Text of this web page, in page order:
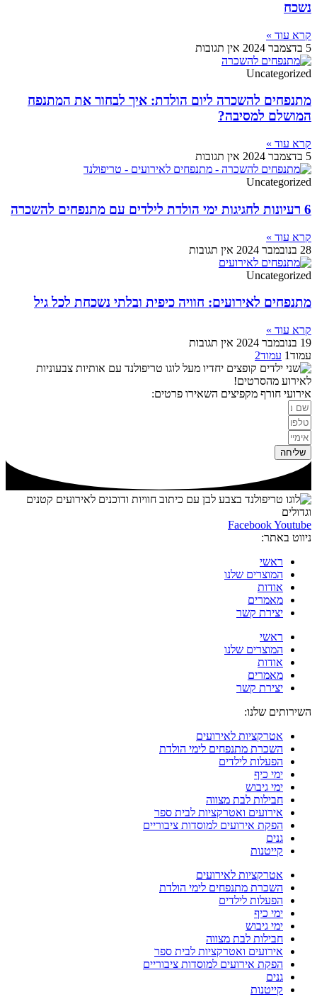
נשכח
קרא עוד »
5 בדצמבר 2024
אין תגובות
Uncategorized
מתנפחים להשכרה ליום הולדת: איך לבחור את המתנפח
המושלם למסיבה?
קרא עוד »
5 בדצמבר 2024
אין תגובות
Uncategorized
6 רעיונות לחגיגות ימי הולדת לילדים עם מתנפחים להשכרה
קרא עוד »
28 בנובמבר 2024
אין תגובות
Uncategorized
מתנפחים לאירועים: חוויה כיפית ובלתי נשכחת לכל גיל
קרא עוד »
19 בנובמבר 2024
אין תגובות
עמוד1 עמוד2
לאירוע מהסרטים!
אירועי חורף מקפיצים השאירו פרטים:
שליחה
FacebookYoutube
ניווט באתר:
ראשי
המוצרים שלנו
אודות
מאמרים
יצירת קשר
ראשי
המוצרים שלנו
אודות
מאמרים
יצירת קשר
השירותים שלנו:
אטרקציות לאירועים
השכרת מתנפחים לימי הולדת
הפעלות לילדים
ימי כיף
ימי גיבוש
חבילות לבת מצווה
אירועים ואטרקציות לבית ספר
הפקת אירועים למוסדות ציבוריים
גנים
קייטנות
אטרקציות לאירועים
השכרת מתנפחים לימי הולדת
הפעלות לילדים
ימי כיף
ימי גיבוש
חבילות לבת מצווה
אירועים ואטרקציות לבית ספר
הפקת אירועים למוסדות ציבוריים
גנים
קייטנות